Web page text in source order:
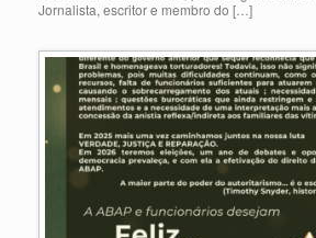
Jornalista, escritor e membro do […]